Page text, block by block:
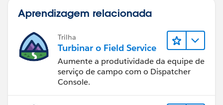
Aprendizagem relacionada
Trilha
Turbinar o Field Service
Aumente a produtividade da equipe de
serviço de campo com o Dispatcher
Console.